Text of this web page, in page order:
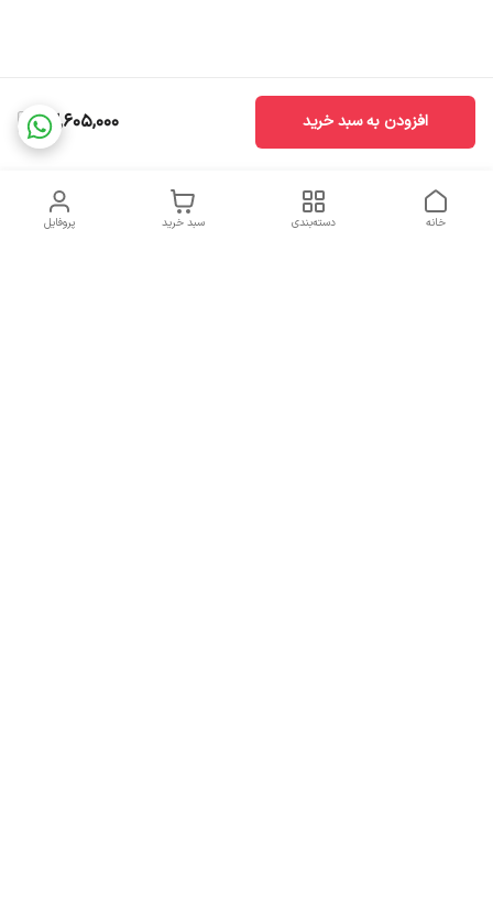
22,605,000 افزودن به سبد خرید
پروفایل سبد خرید دسته‌بندی خانه